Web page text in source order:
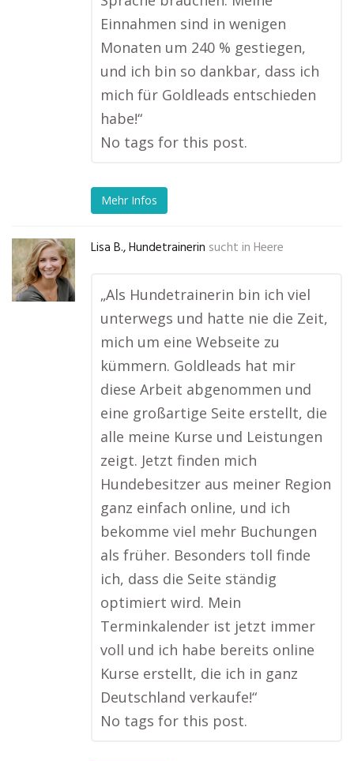
Einnahmen sind in wenigen
Monaten um 240 % gestiegen,
und ich bin so dankbar, dass ich
mich für Goldleads entschieden
habe!“
No tags for this post.
Mehr Infos
Lisa B., Hundetrainerin sucht in Heere
„Als Hundetrainerin bin ich viel
unterwegs und hatte nie die Zeit,
mich um eine Webseite zu
kümmern. Goldleads hat mir
diese Arbeit abgenommen und
eine großartige Seite erstellt, die
alle meine Kurse und Leistungen
zeigt. Jetzt finden mich
Hundebesitzer aus meiner Region
ganz einfach online, und ich
bekomme viel mehr Buchungen
als früher. Besonders toll finde
ich, dass die Seite ständig
optimiert wird. Mein
Terminkalender ist jetzt immer
voll und ich habe bereits online
Kurse erstellt, die ich in ganz
Deutschland verkaufe!“
No tags for this post.